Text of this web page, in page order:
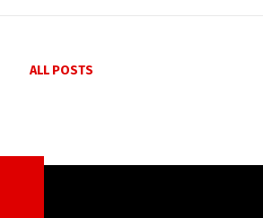
ALL POSTS